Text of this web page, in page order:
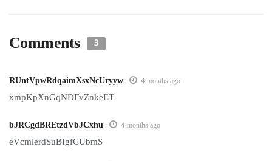
Comments 3
RUntVpwRdqaimXsxNcUryyw 4 months ago
xmpKpXnGqNDFvZnkeET
bJRCgdBREtzdVbJCxhu 4 months ago
eVcmlerdSuBIgfCUbmS